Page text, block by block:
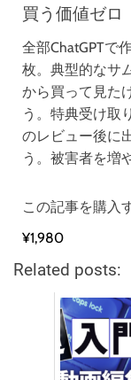
買う価値ゼロ
全部ChatGPTで
枚。典型的なサ
から買って見た
う。特典受け取
のレビュー後に
う。被害者を増
この記事を購入
¥1,980
Related posts: